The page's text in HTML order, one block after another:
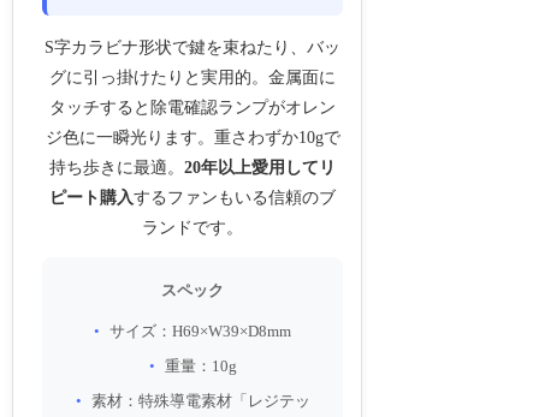
S字カラビナ形状で鍵を束ねたり、バッ
グに引っ掛けたりと実用的。金属面に
タッチすると除電確認ランプがオレン
ジ色に一瞬光ります。重さわずか10gで
持ち歩きに最適。20年以上愛用してリ
ピート購入するファンもいる信頼のブ
ランドです。
スペック
サイズ：H69×W39×D8mm
重量：10g
素材：特殊導電素材「レジテッ